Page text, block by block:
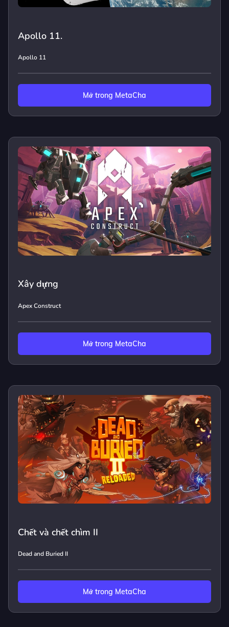
Apollo 11.
Apollo 11
Mở trong MetaCha
Xây dựng
Apex Construct
Mở trong MetaCha
Chết và chết chìm II
Dead and Buried II
Mở trong MetaCha